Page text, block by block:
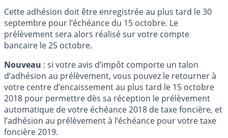
Cette adhésion doit être enregistrée au plus tard le 30
septembre pour l’échéance du 15 octobre. Le
prélèvement sera alors réalisé sur votre compte
bancaire le 25 octobre.
Nouveau : si votre avis d’impôt comporte un talon
d’adhésion au prélèvement, vous pouvez le retourner à
votre centre d’encaissement au plus tard le 15 octobre
2018 pour permettre dès sa réception le prélèvement
automatique de votre échéance 2018 de taxe foncière, et
l’adhésion au prélèvement à l’échéance pour votre taxe
foncière 2019.